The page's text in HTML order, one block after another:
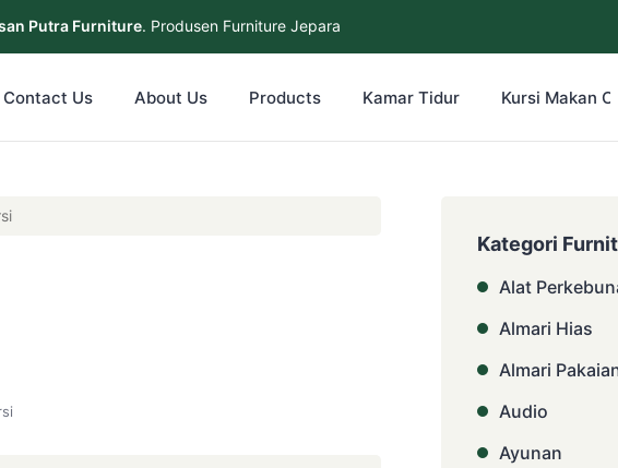
Putra Furniture. Produsen Furniture Jepara
Contact Us About Us Products Kamar Tidur Kursi Makan
Kategori
Alat
Almari Hias
Almari
Audio
Ayunan